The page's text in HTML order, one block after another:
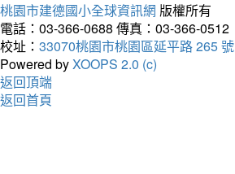
桃園市建德國小全球資訊網 版權所有
電話：03-366-0688 傳真：03-366-0512
校址： 33070桃園市桃園區延平路 265 號
Powered byXOOPS 2.0 (c)
返回頂端
返回首頁